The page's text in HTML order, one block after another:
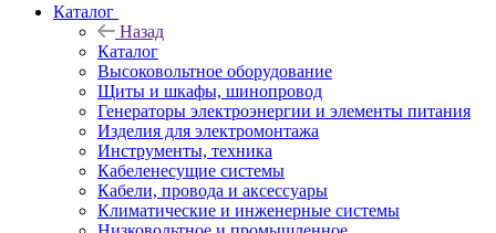
Каталог
Назад
Каталог
Высоковольтное оборудование
Щиты и шкафы, шинопровод
Генераторы электроэнергии и элементы питания
Изделия для электромонтажа
Инструменты, техника
Кабеленесущие системы
Кабели, провода и аксессуары
Климатические и инженерные системы